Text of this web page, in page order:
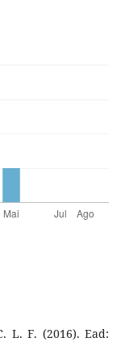
L. F. (2016). Ead: